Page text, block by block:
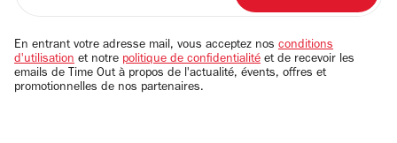
email
En entrant votre adresse mail, vous acceptez nos conditions
d'utilisation et notre politique de confidentialité et de recevoir les
emails de Time Out à propos de l'actualité, évents, offres et
promotionnelles de nos partenaires.